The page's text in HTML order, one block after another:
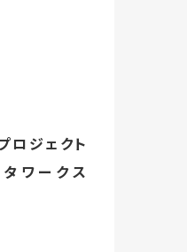
ロジェクト
ワークス